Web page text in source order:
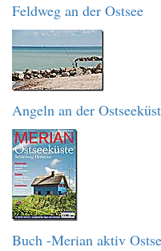
Feldweg an der Ostsee
Angeln an der
Buch -Merian aktiv